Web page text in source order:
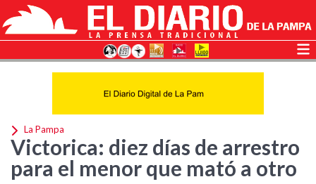
La Pampa
Victorica: diez días de arrestro
para el menor que mató a otro